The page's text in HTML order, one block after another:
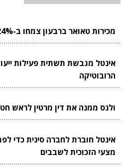
מכירות טאואר ברבעון צמחו ב-24%
אינטל מגבשת תשתית פעילות
הרובוטיקה
ולנס ממנה את דין מרטין לראש
אינטל חוברת לחברה סינית כדי
מצעי הזכוכית לשבבים